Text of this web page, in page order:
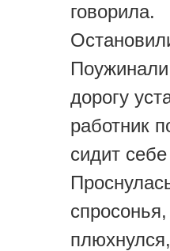
говорила.
дорогу
работник
сидит